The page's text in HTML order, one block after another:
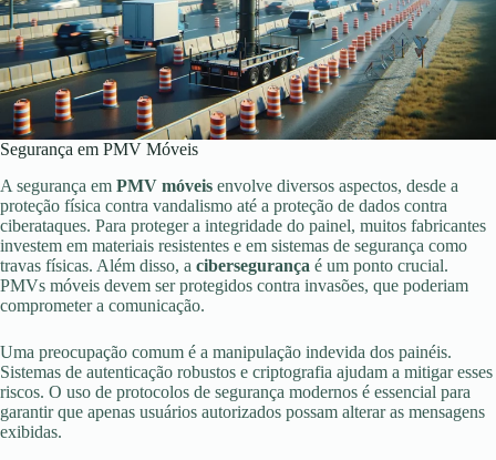
Segurança em PMV Móveis
A segurança em PMV móveis envolve diversos aspectos, desde a
proteção física contra vandalismo até a proteção de dados contra
ciberataques. Para proteger a integridade do painel, muitos fabricantes
investem em materiais resistentes e em sistemas de segurança como
travas físicas. Além disso, a cibersegurança é um ponto crucial.
PMVs móveis devem ser protegidos contra invasões, que poderiam
comprometer a comunicação.
Uma preocupação comum é a manipulação indevida dos painéis.
Sistemas de autenticação robustos e criptografia ajudam a mitigar esses
riscos. O uso de protocolos de segurança modernos é essencial para
garantir que apenas usuários autorizados possam alterar as mensagens
exibidas.